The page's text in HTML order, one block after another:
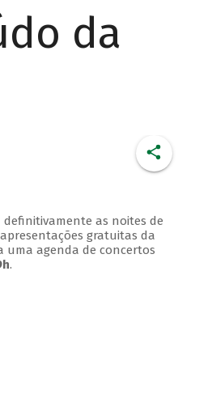
da
definitivamente as noites de
gratuitas da
uma agenda de concertos
.